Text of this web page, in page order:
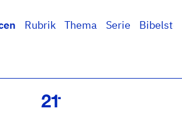
Rubrik Thema Serie